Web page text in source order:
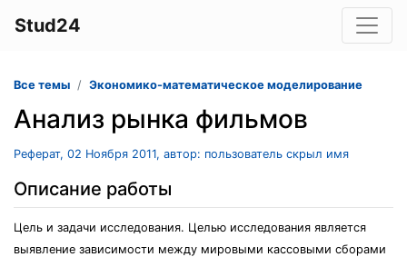
Stud24
Все темы Экономико-математическое моделирование
Анализ рынка фильмов
Реферат, 02 Ноября 2011, автор: пользователь скрыл имя
Описание работы
Цель и задачи исследования. Целью исследования является
выявление зависимости между мировыми кассовыми сборами